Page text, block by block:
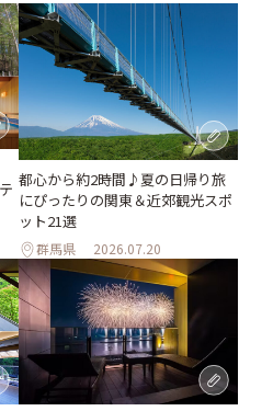
都心から約2時間♪夏の日帰り旅
にぴったりの関東＆近郊観光スポ
ット21選
群馬県 2026.07.20